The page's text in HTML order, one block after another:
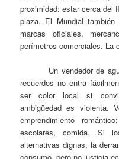
proximidad: estar cerca del
plaza. El Mundial
marcas oficiales,
perímetros comerciales. La
Un vendedor de
recuerdos no entra
ser color local si
ambigüedad es violenta.
emprendimiento
escolares, comida. Si
alternativas dignas, la